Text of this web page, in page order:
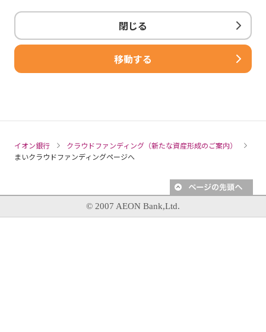
閉じる
移動する
イオン銀行
クラウドファンディング（新たな資産形成のご案内）
まいクラウドファンディングページへ
© 2007 AEON Bank,Ltd.